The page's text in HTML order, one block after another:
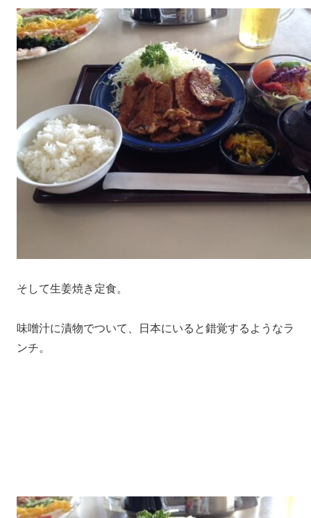
そして生姜焼き定食。
味噌汁に漬物でついて、日本にいると錯覚するようなラ
ンチ。